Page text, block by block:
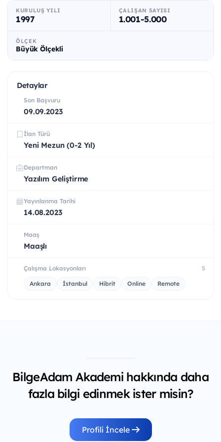
KURULUŞ YILI
1997
ÇALIŞAN SAYISI
1.001-5.000
ÖLÇEK
Büyük Ölçekli
Detaylar
Son Başvuru
09.09.2023
İlan Türü
Yeni Mezun (0-2 Yıl)
Departman
Yazılım Geliştirme
Yayınlanma Tarihi
14.08.2023
Maaş
Maaşlı
Çalışma Lokasyonları 5
Ankara İstanbul Hibrit Online Remote
BilgeAdam Akademi hakkında daha
fazla bilgi edinmek ister misin?
Profili İncele